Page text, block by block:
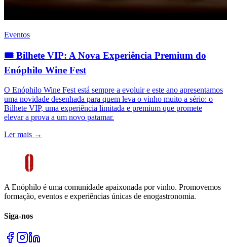
Eventos
🎟️ Bilhete VIP: A Nova Experiência Premium do
Enóphilo Wine Fest
O Enóphilo Wine Fest está sempre a evoluir e este ano apresentamos
uma novidade desenhada para quem leva o vinho muito a sério: o
Bilhete VIP, uma experiência limitada e premium que promete
elevar a prova a um novo patamar.
Ler mais →
A Enóphilo é uma comunidade apaixonada por vinho. Promovemos
formação, eventos e experiências únicas de enogastronomia.
Siga-nos